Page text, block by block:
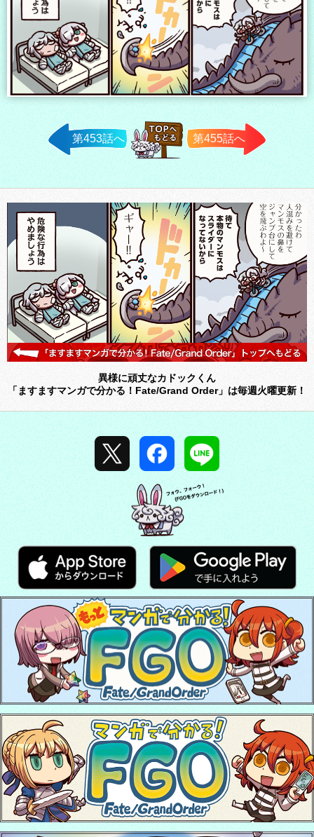
第453話へ
TOPへ戻
る
第455話へ
異様に頑丈なカドックくん
「ますますマンガで分かる！Fate/Grand Order」は毎週火曜更新！